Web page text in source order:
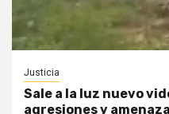
Justicia
Sale a la luz nuevo
agresiones y